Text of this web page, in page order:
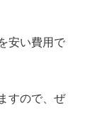
安い費用で
すので、ぜ